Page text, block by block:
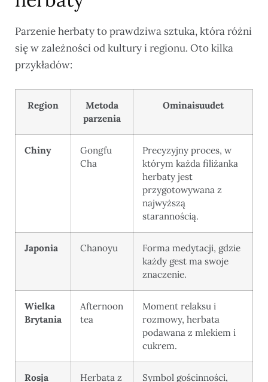
Parzenie herbaty to prawdziwa sztuka, która różni
się w zależności od kultury i regionu. Oto kilka
przykładów:
Region
Metoda
parzenia
Ominaisuudet
Chiny
Gongfu
Cha
Precyzyjny proces, w
którym każda filiżanka
herbaty jest
przygotowywana z
najwyższą
starannością.
Japonia Chanoyu
Forma medytacji, gdzie
każdy gest ma swoje
znaczenie.
Wielka
Brytania
Afternoon
tea
Moment relaksu i
rozmowy, herbata
podawana z mlekiem i
cukrem.
Rosja
Herbata z
Symbol gościnności,